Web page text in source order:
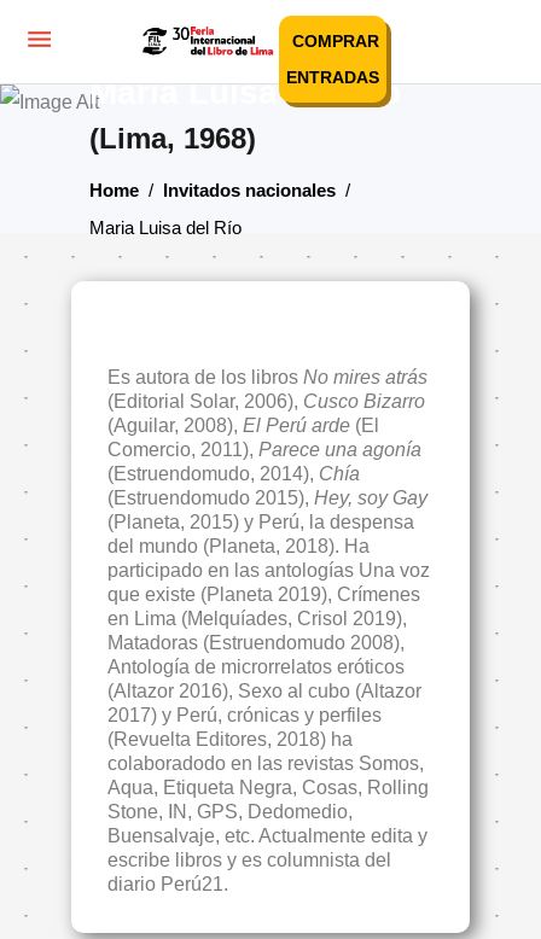
COMPRAR
ENTRADAS
Maria Luisa del Río
(Lima, 1968)
Home / Invitados nacionales /
Maria Luisa del Río
Es autora de los libros No mires atrás
(Editorial Solar, 2006), Cusco Bizarro
(Aguilar, 2008), El Perú arde (El
Comercio, 2011), Parece una agonía
(Estruendomudo, 2014), Chía
(Estruendomudo 2015), Hey, soy Gay
(Planeta, 2015) y Perú, la despensa
del mundo (Planeta, 2018). Ha
participado en las antologías Una voz
que existe (Planeta 2019), Crímenes
en Lima (Melquíades, Crisol 2019),
Matadoras (Estruendomudo 2008),
Antología de microrrelatos eróticos
(Altazor 2016), Sexo al cubo (Altazor
2017) y Perú, crónicas y perfiles
(Revuelta Editores, 2018) ha
colaboradodo en las revistas Somos,
Aqua, Etiqueta Negra, Cosas, Rolling
Stone, IN, GPS, Dedomedio,
Buensalvaje, etc. Actualmente edita y
escribe libros y es columnista del
diario Perú21.